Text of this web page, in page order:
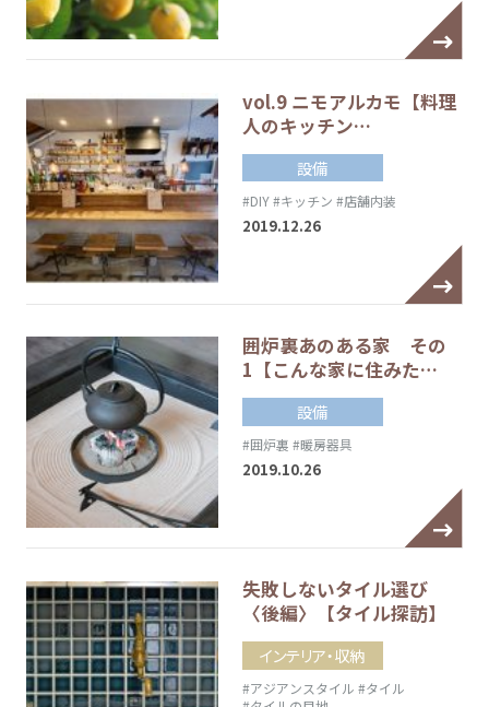
vol.9 ニモアルカモ【料理
人のキッチン…
設備
#DIY#キッチン #店舗内装
2019.12.26
囲炉裏あのある家 その
1【こんな家に住みた…
設備
#囲炉裏 #暖房器具
2019.10.26
失敗しないタイル選び
〈後編〉【タイル探訪】
インテリア・収納
#アジアンスタイル #タイル